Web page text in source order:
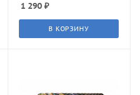
1 290₽
В КОРЗИНУ